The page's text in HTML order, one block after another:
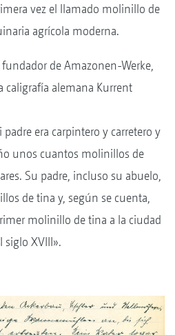
vez el llamado molinillo de
agrícola moderna.
de Amazonen-Werke,
caligrafía alemana Kurrent
era carpintero y carretero y
unos cuantos molinillos de
Su padre, incluso su abuelo,
de tina y, según se cuenta,
molinillo de tina a la ciudad
siglo XVIII».